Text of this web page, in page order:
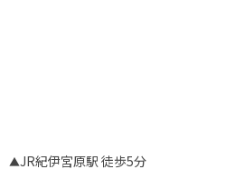
JR紀伊宮原駅 徒歩5分